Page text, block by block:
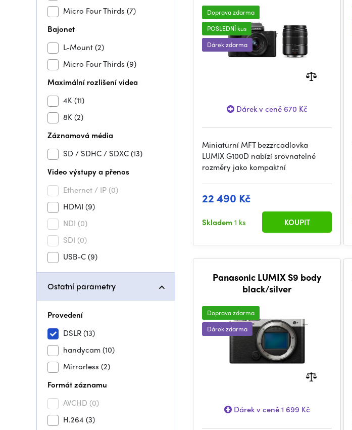
Micro Four Thirds (7)
Bajonet
L-Mount(2)
Micro Four Thirds (9)
Maximální rozlišení videa
4K(11)
8K(2)
Záznamová média
SD / SDHC / SDXC(13)
Video výstupy a přenos
Ethernet / IP (0)
HDMI (9)
NDI (0)
SDI (0)
USB-C(9)
Ostatní parametry
Provedení
DSLR(13)
handycam(10)
Mirrorless (2)
Formát záznamu
AVCHD (0)
H.264 (3)
Doprava zdarma
POSLEDNÍ kus
Dárek zdarma
Dárek v ceně 670 Kč
Miniaturní MFT bezzrcadlovka
LUMIX G100D nabízí srovnatelné
rozměry jako kompaktní
22 490 Kč
Skladem1 ks KOUPIT
Panasonic LUMIX S9 body
black/silver
Doprava zdarma
Dárek zdarma
Dárek v ceně 1 699 Kč